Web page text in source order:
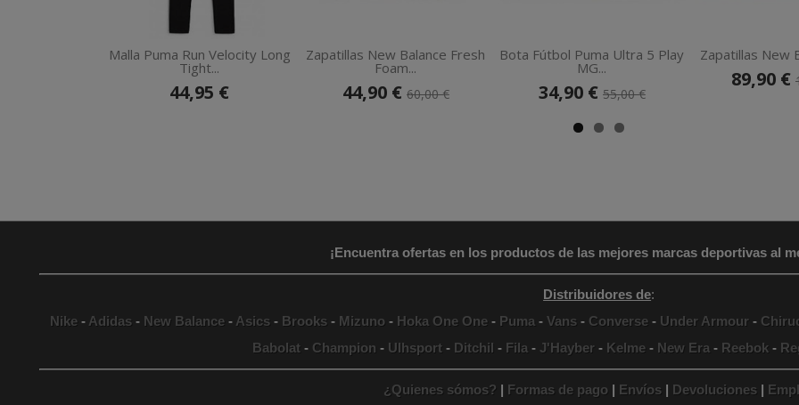
Malla Puma Run Velocity Long
Tight...
44,95 €
Zapatillas New Balance Fresh
Foam...
44,90 € 60,00 €
Bota Fútbol Puma Ultra 5 Play
MG...
34,90 € 55,00 €
Zapatillas New
89,90 €
¡Encuentra ofertas en los productos de las mejores marcas deportivas al
Distribuidores de:
Nike- Adidas- New Balance- Asics- Brooks- Mizuno- Hoka One One- Puma - Vans- Converse- Under Armour-
Babolat - Champion - Ulhsport - Ditchil - Fila - J'Hayber - Kelme - New Era - Reebok -
¿Quienes sómos? | Formas de pago| Envíos| Devoluciones|